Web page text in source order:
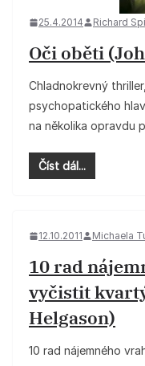
25.4.2014 Richard
Oči oběti
Chladnokrevný
psychopatického
na několika opravdu
Číst dál...
12.10.2011 Michaela
10 rad
vyčistit
Helgason)
10 rad nájemného